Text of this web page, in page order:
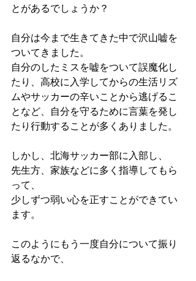
とがあるでしょうか？
自分は今まで生きてきた中で沢山嘘を
ついてきました。
自分のしたミスを嘘をついて誤魔化し
たり、高校に入学してからの生活リズ
ムやサッカーの辛いことから逃げるこ
となど、自分を守るために言葉を発し
たり行動することが多くありました。
しかし、北海サッカー部に入部し、
先生方、家族などに多く指導してもら
って、
少しずつ弱い心を正すことができてい
ます。
このようにもう一度自分について振り
返るなかで、